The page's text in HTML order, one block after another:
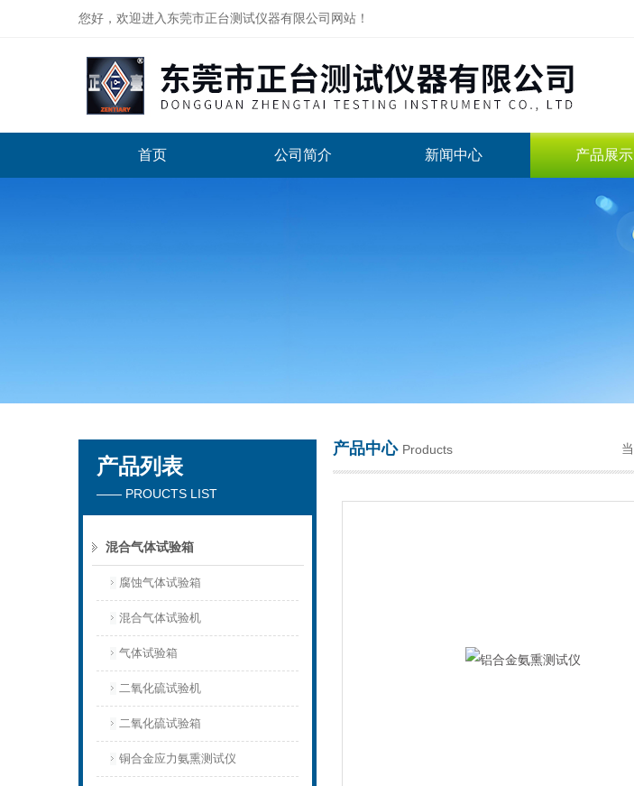
您好，欢迎进入东莞市正台测试仪器有限公司网站！
东莞市正台测试仪器有限公司
首页 公司简介 新闻中心 产品展示
产品列表
—— PROUCTS LIST
混合气体试验箱
腐蚀气体试验箱
混合气体试验机
气体试验箱
二氧化硫试验机
二氧化硫试验箱
铜合金应力氨熏测试仪
产品中心 Products